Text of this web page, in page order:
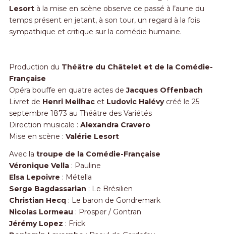
Lesort à la mise en scène observe ce passé à l’aune du
temps présent en jetant, à son tour, un regard à la fois
sympathique et critique sur la comédie humaine.
Production du Théâtre du Châtelet et de la Comédie-
Française
Opéra bouffe en quatre actes deJacques Offenbach
Livret de Henri Meilhacet Ludovic Halévycréé le 25
septembre 1873 au Théâtre des Variétés
Direction musicale : Alexandra Cravero
Mise en scène : Valérie Lesort
Avec la troupe de la Comédie-Française
Véronique Vella : Pauline
Elsa Lepoivre : Métella
Serge Bagdassarian : Le Brésilien
Christian Hecq: Le baron de Gondremark
Nicolas Lormeau : Prosper / Gontran
Jérémy Lopez : Frick